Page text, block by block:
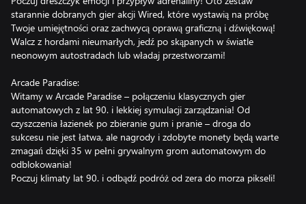
starannie dobranych gier akcji Wired, które wystawią na próbę
Twoje umiejętności oraz zachwycą oprawą graficzną i dźwiękową!
Walcz z hordami nieumarłych, jedź po skąpanych w światle
neonowym autostradach lub władaj przestworzami!
Arcade Paradise:
Witamy w Arcade Paradise – połączeniu klasycznych gier
automatowych z lat 90. i lekkiej symulacji zarządzania! Od
czyszczenia łazienek po zbieranie gum i pranie – droga do
sukcesu nie jest łatwa, ale nagrody i zdobyte monety będą warte
zmagań dzięki 35 w pełni grywalnym grom automatowym do
odblokowania!
Poczuj klimaty lat 90. i odbądź podróż od zera do morza pikseli!